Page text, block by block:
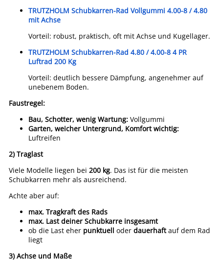
TRUTZHOLM Schubkarren-Rad Vollgummi 4.00-8 / 4.80
mit Achse
Vorteil: robust, praktisch, oft mit Achse und Kugellager.
TRUTZHOLM Schubkarren-Rad 4.80 / 4.00-8 4 PR
Luftrad 200 Kg
Vorteil: deutlich bessere Dämpfung, angenehmer auf
unebenem Boden.
Faustregel:
Bau, Schotter, wenig Wartung: Vollgummi
Garten, weicher Untergrund, Komfort wichtig:
Luftreifen
2) Traglast
Viele Modelle liegen bei 200 kg. Das ist für die meisten
Schubkarren mehr als ausreichend.
Achte aber auf:
max. Tragkraft des Rads
max. Last deiner Schubkarre insgesamt
ob die Last eher punktuell oder dauerhaftauf dem Rad
liegt
3) Achse und Maße